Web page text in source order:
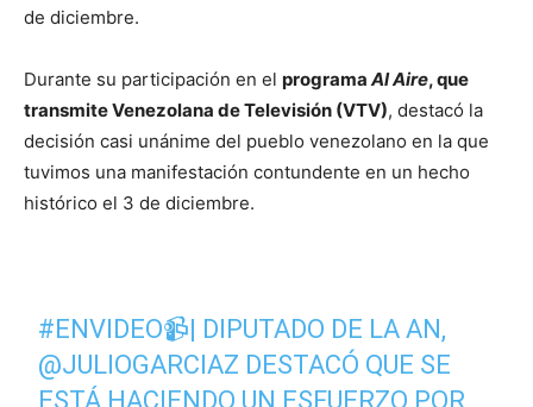
de diciembre.
Durante su participación en el programa Al Aire, que
transmite Venezolana de Televisión (VTV), destacó la
decisión casi unánime del pueblo venezolano en la que
tuvimos una manifestación contundente en un hecho
histórico el 3 de diciembre.
#ENVIDEO📹| DIPUTADO DE LA AN,
@JULIOGARCIAZ DESTACÓ QUE SE
ESTÁ HACIENDO UN ESFUERZO POR